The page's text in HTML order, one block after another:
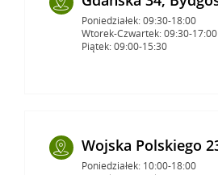
Poniedziałek: 09:30-18:00
Wtorek-Czwartek: 09:30-17:00
Piątek: 09:00-15:30
Wojska Polskiego
Poniedziałek: 10:00-18:00